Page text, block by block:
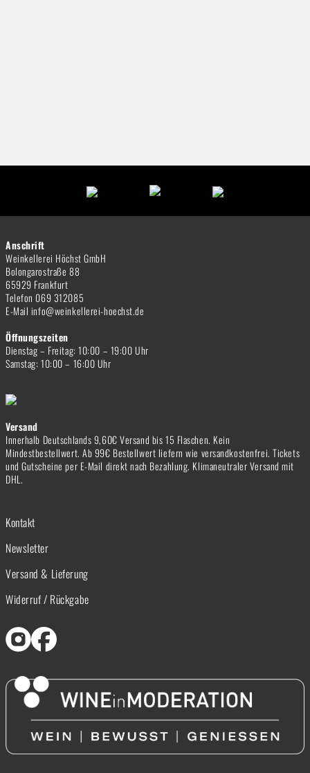
Anschrift
Weinkellerei Höchst GmbH
Bolongarostraße 88
65929 Frankfurt
Telefon 069 312085
E-Mail info@weinkellerei-hoechst.de
Öffnungszeiten
Dienstag – Freitag: 10:00 – 19:00 Uhr
Samstag: 10:00 – 16:00 Uhr
Versand
Innerhalb Deutschlands 9,60€ Versand bis 15 Flaschen. Kein
Mindestbestellwert. Ab 99€ Bestellwert liefern wie versandkostenfrei. Tickets
und Gutscheine per E-Mail direkt nach Bezahlung. Klimaneutraler Versand mit
DHL.
Kontakt
Newsletter
Versand & Lieferung
Widerruf / Rückgabe